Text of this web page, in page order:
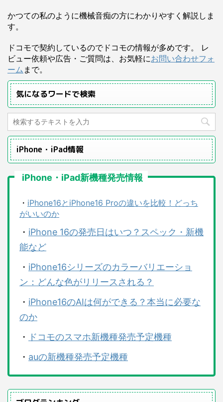
かつての私のように機械音痴の方にわかりやすく解説しま
す。
ドコモで契約しているのでドコモの情報が多めです。 レ
ビュー依頼や広告・ご質問は、お気軽にお問い合わせフォ
ーム まで。
気になるワードで検索
iPhone・iPad情報
iPhone・iPad新機種発売情報
・ iPhone16とiPhone16 Proの違いを比較！どっち
がいいのか
・ iPhone 16の発売日はいつ？スペック・新機
能など
・ iPhone16シリーズのカラーバリエーショ
ン：どんな色がリリースされる？
・ iPhone16のAIは何ができる？本当に必要な
のか
・
ドコモのスマホ新機種発売予定機種
・ auの新機種発売予定機種